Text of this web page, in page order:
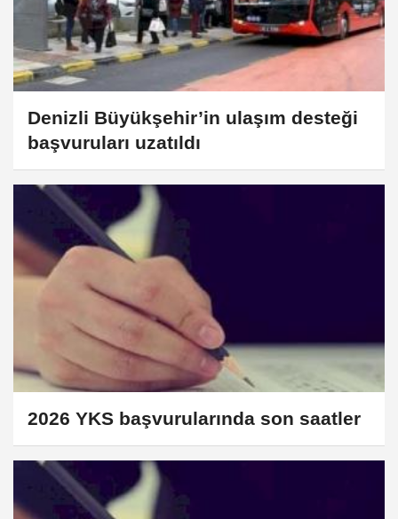
Denizli Büyükşehir’in ulaşım desteği
başvuruları uzatıldı
2026 YKS başvurularında son saatler